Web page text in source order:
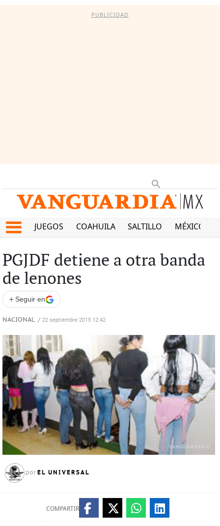
PUBLICIDAD
JUEGOS COAHUILA SALTILLO MÉXICO
PGJDF detiene a otra banda
de lenones
+ Seguir en
NACIONAL / 22 septiembre 2015 12:42
por EL UNIVERSAL
COMPARTIR